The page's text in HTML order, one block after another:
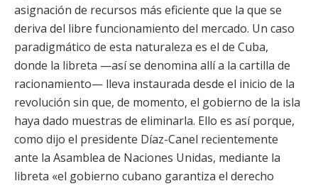
asignación de recursos más eficiente que la que se
deriva del libre funcionamiento del mercado. Un caso
paradigmático de esta naturaleza es el de Cuba,
donde la libreta —así se denomina allí a la cartilla de
racionamiento— lleva instaurada desde el inicio de la
revolución sin que, de momento, el gobierno de la isla
haya dado muestras de eliminarla. Ello es así porque,
como dijo el presidente Díaz-Canel recientemente
ante la Asamblea de Naciones Unidas, mediante la
libreta «el gobierno cubano garantiza el derecho